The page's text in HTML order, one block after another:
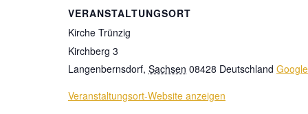
VERANSTALTUNGSORT
Kirche Trünzig
Kirchberg 3
Langenbernsdorf, Sachsen 08428 Deutschland
Veranstaltungsort-Website anzeigen